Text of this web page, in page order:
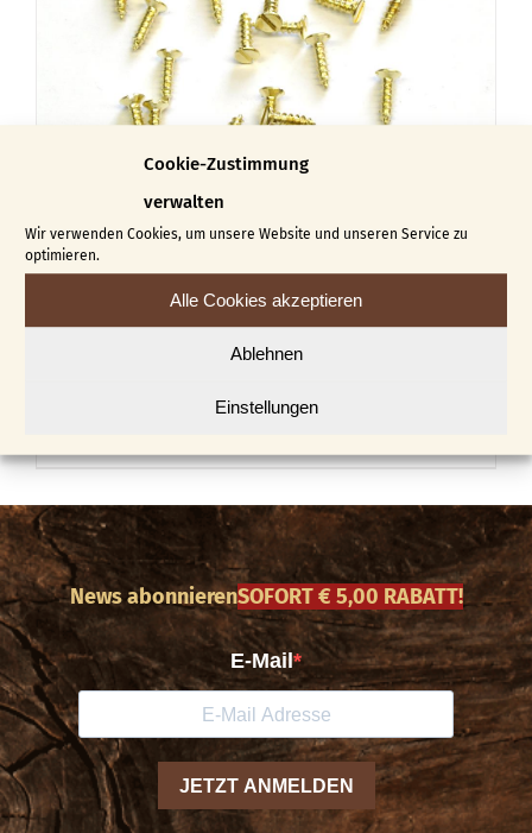
Cookie-Zustimmung
verwalten
Wir verwenden Cookies, um unsere Website und unseren Service zu
optimieren.
Alle Cookies akzeptieren
Ablehnen
Einstellungen
Optionen
können
der
Produktseite
gewählt
Flachkopfschrauben
5,30
Produkt
weist
mehrere
Varianten
auf.
Die
Optionen
können
der
News abonnierenSOFORT € 5,00 RABATT!